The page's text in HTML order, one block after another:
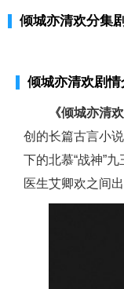
倾城亦清欢分集
倾城亦清欢剧情
《倾城亦清
创的长篇古言小
下的北慕“战神”
医生艾卿欢之间